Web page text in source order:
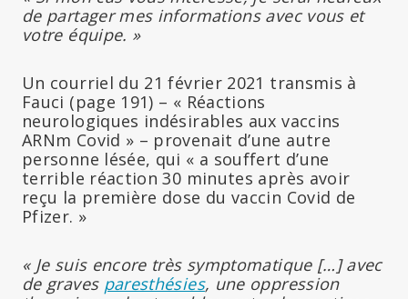
de partager mes informations avec vous et
votre équipe. »
Un courriel du 21 février 2021 transmis à
Fauci (page 191) – « Réactions
neurologiques indésirables aux vaccins
ARNm Covid » – provenait d’une autre
personne lésée, qui « a souffert d’une
terrible réaction 30 minutes après avoir
reçu la première dose du vaccin Covid de
Pfizer. »
« Je suis encore très symptomatique […] avec
de graves paresthésies, une oppression